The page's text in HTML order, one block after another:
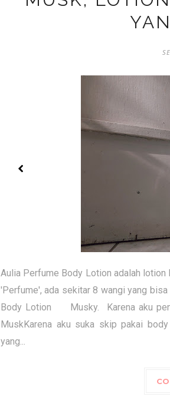
Aulia Perfume Body Lotion adalah lotion
'Perfume', ada sekitar 8 wangi yang
Body Lotion Musky. Karena aku
MuskKarena aku suka skip pakai
yang...